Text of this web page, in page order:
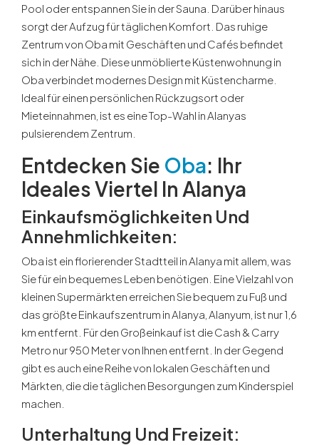
Pool oder entspannen Sie in der Sauna. Darüber hinaus
sorgt der Aufzug für täglichen Komfort. Das ruhige
Zentrum von Oba mit Geschäften und Cafés befindet
sich in der Nähe. Diese unmöblierte Küstenwohnung in
Oba verbindet modernes Design mit Küstencharme.
Ideal für einen persönlichen Rückzugsort oder
Mieteinnahmen, ist es eine Top-Wahl in Alanyas
pulsierendem Zentrum.
Entdecken Sie Oba: Ihr
Ideales Viertel In Alanya
Einkaufsmöglichkeiten Und
Annehmlichkeiten:
Oba ist ein florierender Stadtteil in Alanya mit allem, was
Sie für ein bequemes Leben benötigen. Eine Vielzahl von
kleinen Supermärkten erreichen Sie bequem zu Fuß und
das größte Einkaufszentrum in Alanya, Alanyum, ist nur 1,6
km entfernt. Für den Großeinkauf ist die Cash & Carry
Metro nur 950 Meter von Ihnen entfernt. In der Gegend
gibt es auch eine Reihe von lokalen Geschäften und
Märkten, die die täglichen Besorgungen zum Kinderspiel
machen.
Unterhaltung Und Freizeit: